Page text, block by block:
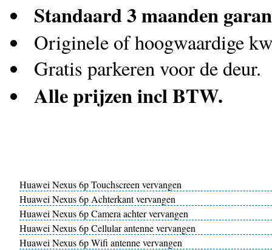
Standaard 3 maanden
Originele of hoogwaardige
Gratis parkeren voor de deur.
Alle prijzen incl BTW.
Huawei Nexus 6p Touchscreen vervangen
Huawei Nexus 6p Achterkant vervangen
Huawei Nexus 6p Camera achter vervangen
Huawei Nexus 6p Cellular antenne vervangen
Huawei Nexus 6p Wifi antenne vervangen